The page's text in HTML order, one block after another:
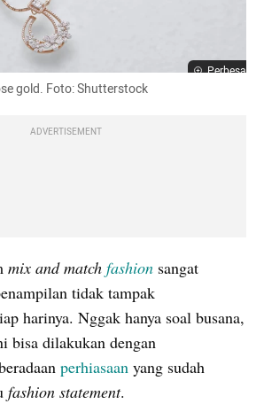
Perbesar
gold. Foto: Shutterstock
ADVERTISEMENT
mix and match fashion sangat
tidak tampak
bisa dilakukan dengan
perhiasaan yang sudah
fashion statement.